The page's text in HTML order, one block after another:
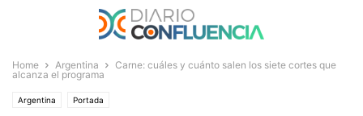
Home Argentina
Carne: cuáles y cuánto salen los siete cortes que
alcanza el programa
Argentina Portada